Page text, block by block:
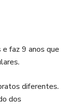
e faz 9 anos que
diferentes.
dos